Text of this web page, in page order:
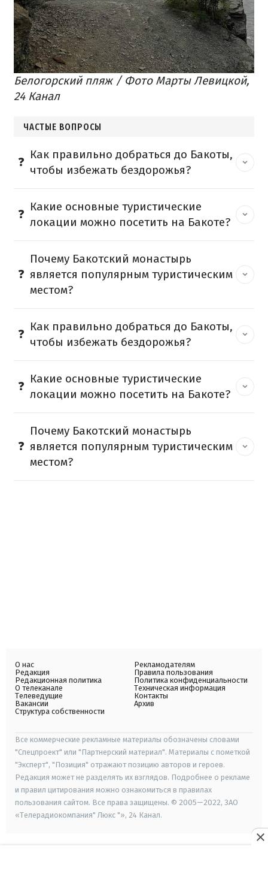
Белогорский пляж / Фото Марты Левицкой,
24 Канал
ЧАСТЫЕ ВОПРОСЫ
Как правильно добраться до Бакоты,
чтобы избежать бездорожья?
Какие основные туристические
локации можно посетить на Бакоте?
Почему Бакотский монастырь
является популярным туристическим
местом?
Как правильно добраться до Бакоты,
чтобы избежать бездорожья?
Какие основные туристические
локации можно посетить на Бакоте?
Почему Бакотский монастырь
является популярным туристическим
местом?
О нас
Редакция
Редакционная политика
О телеканале
Телеведущие
Вакансии
Структура собственности
Рекламодателям
Правила пользования
Политика конфиденциальности
Техническая информация
Контакты
Архив
Все коммерческие рекламные материалы обозначены словами
"Спецпроект" или "Партнерский материал". Материалы с пометкой
"Эксперт", "Позиция" отражают позицию авторов и героев.
Редакция может не разделять их взглядов. Подробнее о рекламе
и правил цитирования можно ознакомиться в правилах
пользования сайтом. Все права защищены. © 2005—2022, ЗАО
«Телерадиокомпания" Люкс "», 24 Канал.